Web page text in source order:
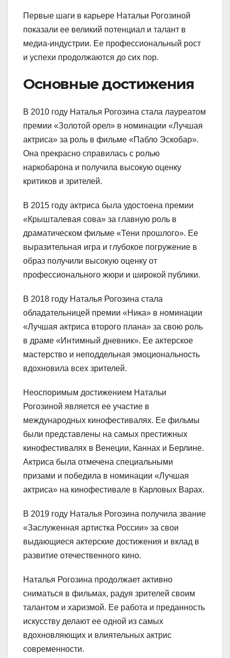
Первые шаги в карьере Натальи Рогозиной
показали ее великий потенциал и талант в
медиа-индустрии. Ее профессиональный рост
и успехи продолжаются до сих пор.
Основные достижения
В 2010 году Наталья Рогозина стала лауреатом
премии «Золотой орел» в номинации «Лучшая
актриса» за роль в фильме «Пабло Эскобар».
Она прекрасно справилась с ролью
наркобарона и получила высокую оценку
критиков и зрителей.
В 2015 году актриса была удостоена премии
«Крышталевая сова» за главную роль в
драматическом фильме «Тени прошлого». Ее
выразительная игра и глубокое погружение в
образ получили высокую оценку от
профессионального жюри и широкой публики.
В 2018 году Наталья Рогозина стала
обладательницей премии «Ника» в номинации
«Лучшая актриса второго плана» за свою роль
в драме «Интимный дневник». Ее актерское
мастерство и неподдельная эмоциональность
вдохновила всех зрителей.
Неоспоримым достижением Натальи
Рогозиной является ее участие в
международных кинофестивалях. Ее фильмы
были представлены на самых престижных
кинофестивалях в Венеции, Каннах и Берлине.
Актриса была отмечена специальными
призами и победила в номинации «Лучшая
актриса» на кинофестивале в Карловых Варах.
В 2019 году Наталья Рогозина получила звание
«Заслуженная артистка России» за свои
выдающиеся актерские достижения и вклад в
развитие отечественного кино.
Наталья Рогозина продолжает активно
сниматься в фильмах, радуя зрителей своим
талантом и харизмой. Ее работа и преданность
искусству делают ее одной из самых
вдохновляющих и влиятельных актрис
современности.